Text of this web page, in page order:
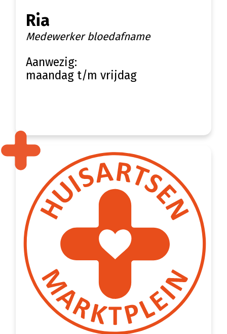
Ria
Medewerker bloedafname
Aanwezig:
maandag t/m vrijdag